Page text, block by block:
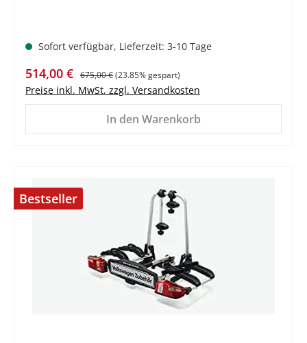
Sofort verfügbar, Lieferzeit: 3-10 Tage
Verkaufspreis:
514,00 € Regulärer Preis:
675,00 €(23.85% gespart)
Preise inkl. MwSt. zzgl. Versandkosten
In den Warenkorb
Bestseller